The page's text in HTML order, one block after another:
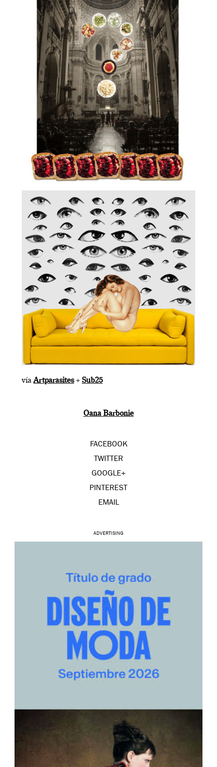
víaArtparasites+ Sub25
Oana Barbonie
FACEBOOK
TWITTER
GOOGLE+
PINTEREST
EMAIL
ADVERTISING